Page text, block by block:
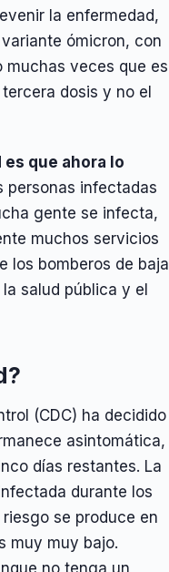
la enfermedad,
ómicron, con
veces que es
dosis y no el
que ahora lo
personas infectadas
gente se infecta,
muchos servicios
los bomberos de baja
salud pública y el
(CDC) ha decidido
asintomática,
días restantes. La
durante los
se produce en
muy muy bajo.
no tenga un